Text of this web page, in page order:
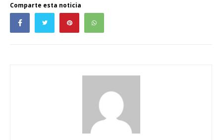
Comparte esta noticia